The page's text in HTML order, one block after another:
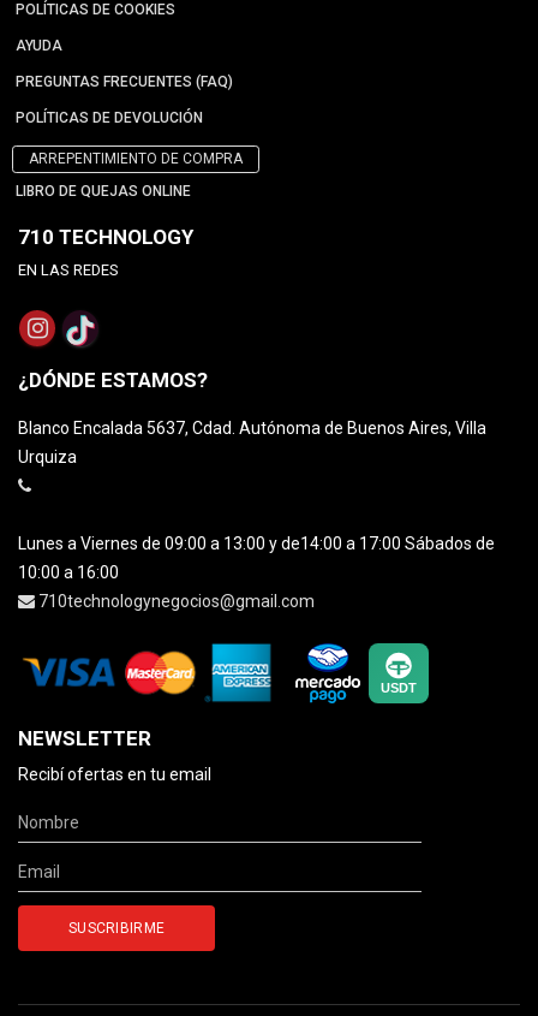
POLÍTICAS DE COOKIES
AYUDA
PREGUNTAS FRECUENTES (FAQ)
POLÍTICAS DE DEVOLUCIÓN
ARREPENTIMIENTO DE COMPRA
LIBRO DE QUEJAS ONLINE
710 TECHNOLOGY
EN LAS REDES
¿DÓNDE ESTAMOS?
Blanco Encalada 5637, Cdad. Autónoma de Buenos Aires, Villa
Urquiza
Lunes a Viernes de 09:00 a 13:00 y de14:00 a 17:00 Sábados de
10:00 a 16:00
710technologynegocios@gmail.com
NEWSLETTER
Recibí ofertas en tu email